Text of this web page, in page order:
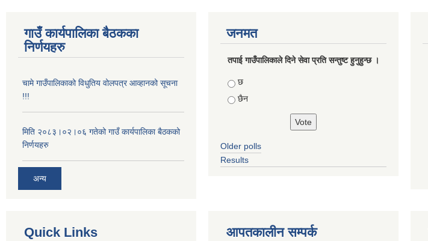
गाउँ कार्यपालिका बैठकका
निर्णयहरु
चामे गाउँपालिकाको विधुतिय वोलपत्र आव्हानको सूचना
!!!
मिति २०८३।०२।०६ गतेको गाउँ कार्यपालिका बैठकको
निर्णयहरु
अन्य
जनमत
तपाई गाउँपालिकाले दिने सेवा प्रति सन्तुष्ट हुनुहुन्छ ।
Choices
छ
छैन
Older polls
Results
Quick Links आपतकालीन सम्पर्क